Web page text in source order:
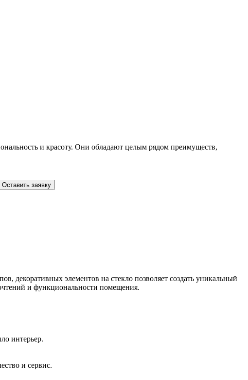
и красоту. Они обладают целым рядом преимуществ,
Оставить заявку
декоративных элементов на стекло позволяет создать уникальный
и функциональности помещения.
интерьер.
и сервис.